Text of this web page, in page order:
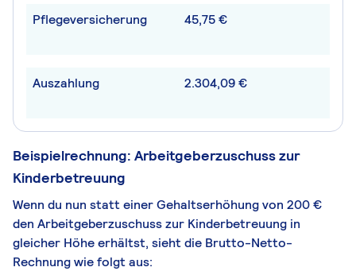
Pflegeversicherung 45,75 €
Auszahlung 2.304,09 €
Beispielrechnung: Arbeitgeberzuschuss zur
Kinderbetreuung
Wenn du nun statt einer Gehaltserhöhung von 200 €
den Arbeitgeberzuschuss zur Kinderbetreuung in
gleicher Höhe erhältst, sieht die Brutto-Netto-
Rechnung wie folgt aus: